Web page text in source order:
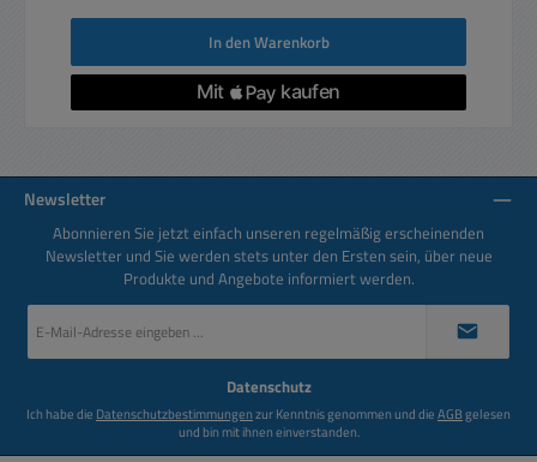
In den Warenkorb
Newsletter
Abonnieren Sie jetzt einfach unseren regelmäßig erscheinenden
Newsletter und Sie werden stets unter den Ersten sein, über neue
Produkte und Angebote informiert werden.
Mail-
Datenschutz
Ich habe die Datenschutzbestimmungenzur Kenntnis genommen und dieAGBgelesen
und bin mit ihnen einverstanden.